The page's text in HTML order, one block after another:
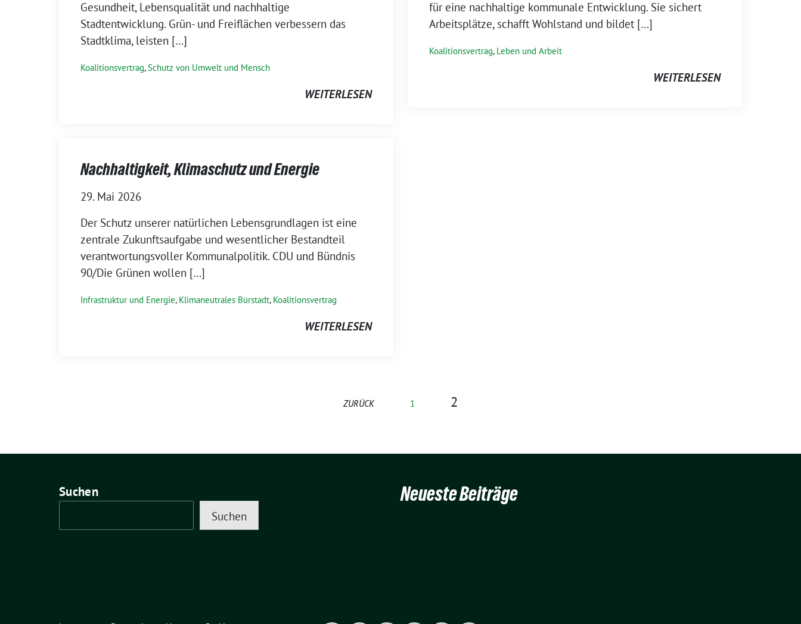
Gesundheit, Lebensqualität und nachhaltige
Stadtentwicklung. Grün- und Freiflächen verbessern das
Stadtklima, leisten […]
Koalitionsvertrag,Schutz von Umwelt und Mensch
WEITERLESEN
für eine nachhaltige kommunale Entwicklung. Sie sichert
Arbeitsplätze, schafft Wohlstand und bildet […]
Koalitionsvertrag, Leben und Arbeit
WEITERLESEN
Nachhaltigkeit, Klimaschutz und Energie
29. Mai 2026
Der Schutz unserer natürlichen Lebensgrundlagen ist eine
zentrale Zukunftsaufgabe und wesentlicher Bestandteil
verantwortungsvoller Kommunalpolitik. CDU und Bündnis
90/Die Grünen wollen […]
Infrastruktur und Energie, Klimaneutrales Bürstadt, Koalitionsvertrag
WEITERLESEN
ZURÜCK 1 2
Suchen
Suchen
Neueste Beiträge